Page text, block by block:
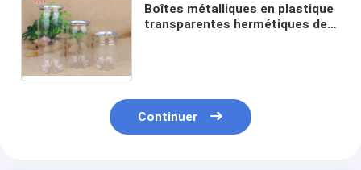
Boîtes métalliques en plastique
transparentes hermétiques de
Continuer